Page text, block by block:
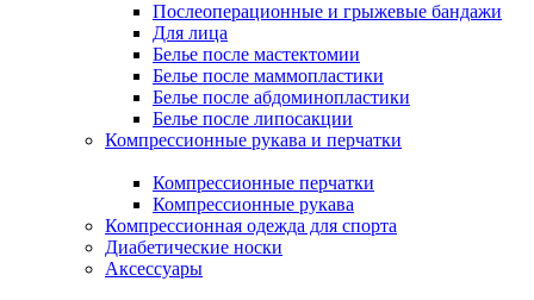
Послеоперационные и грыжевые бандажи
Для лица
Белье после мастектомии
Белье после маммопластики
Белье после абдоминопластики
Белье после липосакции
Компрессионные рукава и перчатки
Компрессионные перчатки
Компрессионные рукава
Компрессионная одежда для спорта
Диабетические носки
Аксессуары